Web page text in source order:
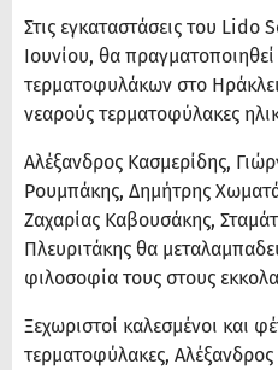
Στις εγκαταστάσεις του Lido
Ιουνίου, θα
τερματοφυλάκων στο
νεαρούς τερματοφύλακες
Αλέξανδρος Κασμερίδης,
Ρουμπάκης, Δημήτρης
Ζαχαρίας Καβουσάκης,
Πλευριτάκης θα
φιλοσοφία τους στους
Ξεχωριστοί καλεσμένοι και
τερματοφύλακες,